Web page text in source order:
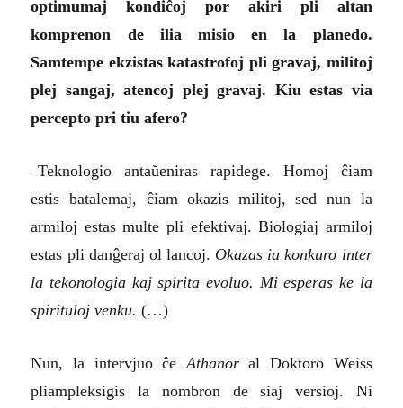
optimumaj kondiĉoj por akiri pli altan
komprenon de ilia misio en la planedo.
Samtempe ekzistas katastrofoj pli gravaj, militoj
plej sangaj, atencoj plej gravaj. Kiu estas via
percepto pri tiu afero?
–Teknologio antaŭeniras rapidege. Homoj ĉiam
estis batalemaj, ĉiam okazis militoj, sed nun la
armiloj estas multe pli efektivaj. Biologiaj armiloj
estas pli danĝeraj ol lancoj. Okazas ia konkuro inter
la tekonologia kaj spirita evoluo. Mi esperas ke la
spirituloj venku. (…)
Nun, la intervjuo ĉeAthanoral Doktoro Weiss
pliampleksigis la nombron de siaj versioj. Ni